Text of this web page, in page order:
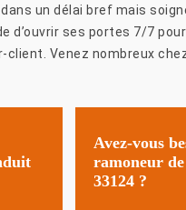
un délai bref mais
d’ouvrir ses portes 7/7
Venez nombreux
Avez-vous
ramoneur
33124 ?